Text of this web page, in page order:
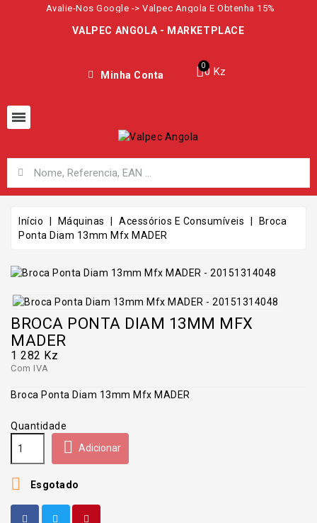
Avalie-Nos Google -> Valpec Angola E Obtenha 15%
VALPEC ANGOLA - MARKETPLACE
Minha Conta 0 Kz
Início Máquinas Acessórios E Consumíveis
Broca
Ponta Diam 13mm Mfx MADER
BROCA PONTA DIAM 13MM MFX
MADER
1 282 Kz
Com IVA
Broca Ponta Diam 13mm Mfx MADER
Quantidade
 Adicionar
 Esgotado